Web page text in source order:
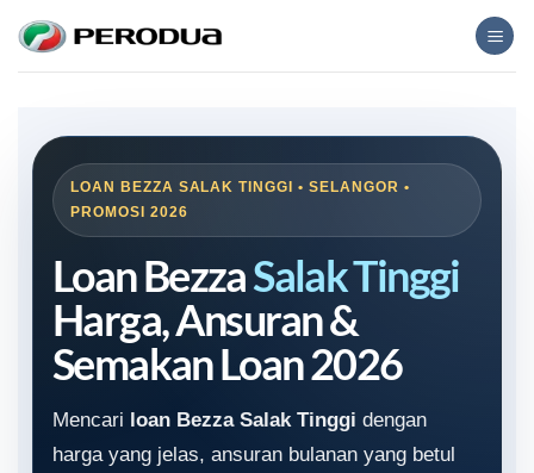
content
LOAN BEZZA SALAK TINGGI • SELANGOR •
PROMOSI 2026
Loan BezzaSalak Tinggi
Harga, Ansuran &
Semakan Loan 2026
Mencari loan Bezza Salak Tinggi dengan
harga yang jelas, ansuran bulanan yang betul